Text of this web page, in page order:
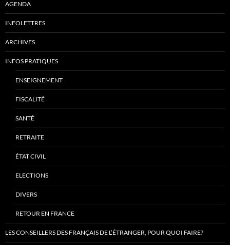
AGENDA
INFOLETTRES
ARCHIVES
INFOS PRATIQUES
ENSEIGNEMENT
FISCALITÉ
SANTÉ
RETRAITE
ÉTAT CIVIL
ELECTIONS
DIVERS
RETOUR EN FRANCE
LES CONSEILLERS DES FRANÇAIS DE L’ÉTRANGER, POUR QUOI FAIRE?